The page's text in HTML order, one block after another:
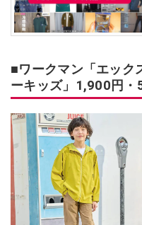
■ワークマン「エック
ーキッズ」1,900円